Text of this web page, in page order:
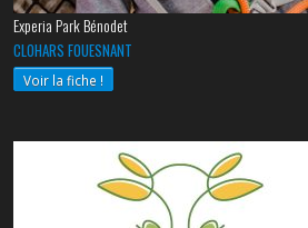
Experia Park Bénodet
CLOHARS FOUESNANT
Voir la fiche !